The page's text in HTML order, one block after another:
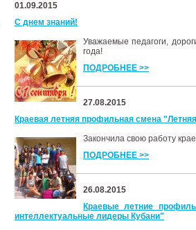
01.09.2015
С днем знаний!
Уважаемые педагоги,
года!
ПОДРОБНЕЕ >>
27.08.2015
Краевая летняя профильная смена
Закончила свою работу
ПОДРОБНЕЕ >>
26.08.2015
Краевые летние
интеллектуальные лидеры Кубани"